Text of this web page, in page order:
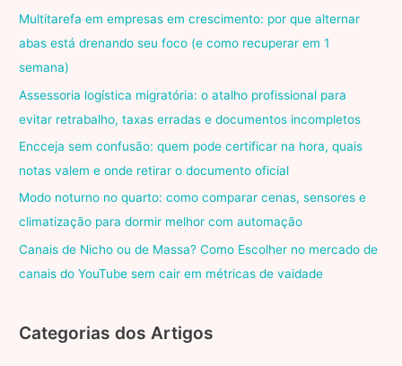
Multitarefa em empresas em crescimento: por que alternar
abas está drenando seu foco (e como recuperar em 1
semana)
Assessoria logística migratória: o atalho profissional para
evitar retrabalho, taxas erradas e documentos incompletos
Encceja sem confusão: quem pode certificar na hora, quais
notas valem e onde retirar o documento oficial
Modo noturno no quarto: como comparar cenas, sensores e
climatização para dormir melhor com automação
Canais de Nicho ou de Massa? Como Escolher no mercado de
canais do YouTube sem cair em métricas de vaidade
Categorias dos Artigos